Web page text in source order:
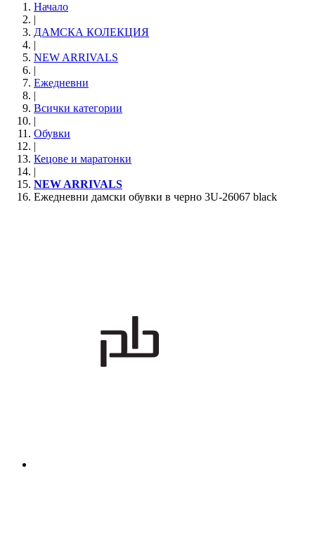
Начало
|
ДАМСКА КОЛЕКЦИЯ
|
NEW ARRIVALS
|
Ежедневни
|
Всички категории
|
Обувки
|
Кецове и маратонки
|
NEW ARRIVALS
Ежедневни дамски обувки в черно 3U-26067 black